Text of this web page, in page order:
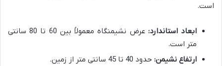
است.
ابعاد استاندارد:
عرض نشیمنگاه معمولاً بین 60 تا 80 سانتی
متر است.
ارتفاع نشیمن: حدود 40 تا 45 سانتی متر از زمین.